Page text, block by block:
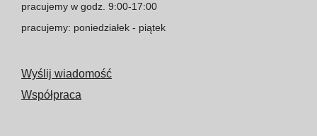
pracujemy w godz. 9:00-17:00
pracujemy: poniedziałek - piątek
Wyślij wiadomość
Współpraca